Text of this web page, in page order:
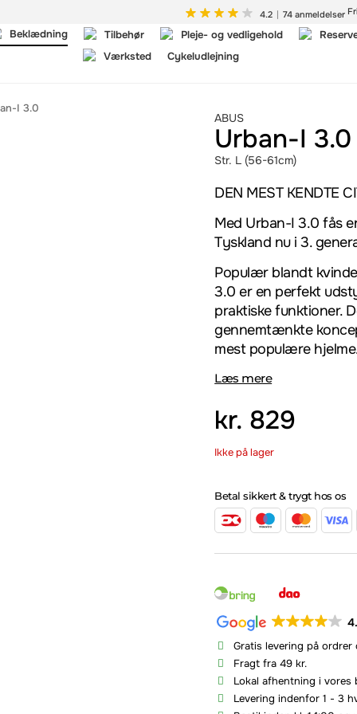
4.2 74 anmeldelser
Beklædning Tilbehør Pleje- og vedligehold
Værksted
Cykeludlejning
I 3.0
ABUS
Urban-I 3.0
Str. L (56-61cm)
DEN MEST KENDTE
Med Urban-I 3.0 fås
Tyskland nu i 3.
Populær blandt
3.0 er en perfekt
praktiske funktioner.
gennemtænkte
mest populære
Læs mere
kr. 829
Ikke på lager
Betal sikkert & trygt hos os
Gratis levering på ordrer
Fragt fra 49 kr.
Lokal afhentning i vores
Levering indenfor 1 - 3